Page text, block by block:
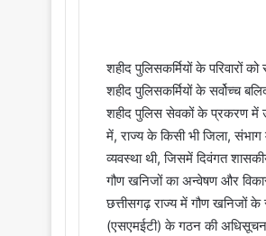
शहीद पुलिसकर्मियों के परिवारों को
शहीद पुलिसकर्मियों के सर्वोच्च
शहीद पुलिस सेवकों के प्रकरण में
में, राज्य के किसी भी जिला,
व्यवस्था थी, जिसमें दिवंगत
गौण खनिजों का अन्वेषण और
छत्तीसगढ़ राज्य में गौण खनिजों के
(एसएमईटी) के गठन की